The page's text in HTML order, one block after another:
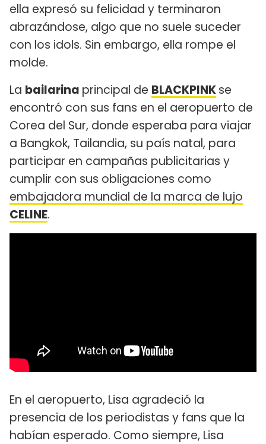
ella expresó su felicidad y terminaron
abrazándose, algo que no suele suceder
con los idols. Sin embargo, ella rompe el
molde.
La bailarina principal de BLACKPINKse
encontró con sus fans en el aeropuerto de
Corea del Sur, donde esperaba para viajar
a Bangkok, Tailandia, su país natal, para
participar en campañas publicitarias y
cumplir con sus obligaciones como
embajadora mundial de la marca de lujo
CELINE.
En el aeropuerto, Lisa agradeció la
presencia de los periodistas y fans que la
habían esperado. Como siempre, Lisa